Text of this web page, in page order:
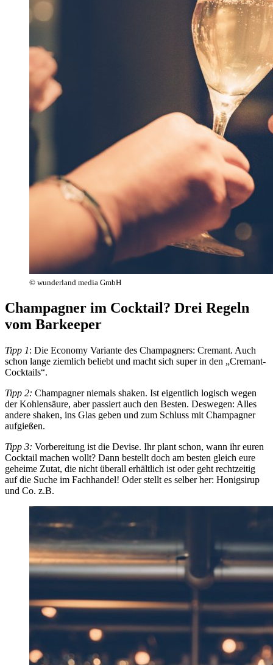
© wunderland media GmbH
Champagner im Cocktail? Drei Regeln
vom Barkeeper
Tipp 1: Die Economy Variante des Champagners: Cremant. Auch
schon lange ziemlich beliebt und macht sich super in den „Cremant-
Cocktails“.
Tipp 2: Champagner niemals shaken. Ist eigentlich logisch wegen
der Kohlensäure, aber passiert auch den Besten. Deswegen: Alles
andere shaken, ins Glas geben und zum Schluss mit Champagner
aufgießen.
Tipp 3: Vorbereitung ist die Devise. Ihr plant schon, wann ihr euren
Cocktail machen wollt? Dann bestellt doch am besten gleich eure
geheime Zutat, die nicht überall erhältlich ist oder geht rechtzeitig
auf die Suche im Fachhandel! Oder stellt es selber her: Honigsirup
und Co. z.B.